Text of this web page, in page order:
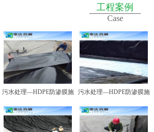
工程案例
Case
污水处理—HDPE防渗膜施
工图例一
污水处理—HDPE防渗膜施
工图例二